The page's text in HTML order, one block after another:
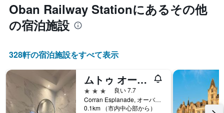
Oban Railway Station​にあるその他
の宿泊施設
328​軒の宿泊施設をすべて表示
ムトゥ オーバン リージェント ホテル
3つ星
良い 7.7
Corran Esplanade, オーバン, イギリス
0.1km （市内中心部から）